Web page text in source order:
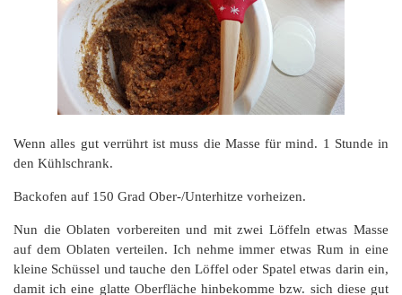
Wenn alles gut verrührt ist muss die Masse für mind. 1 Stunde in
den Kühlschrank.
Backofen auf 150 Grad Ober-/Unterhitze vorheizen.
Nun die Oblaten vorbereiten und mit zwei Löffeln etwas Masse
auf dem Oblaten verteilen. Ich nehme immer etwas Rum in eine
kleine Schüssel und tauche den Löffel oder Spatel etwas darin ein,
damit ich eine glatte Oberfläche hinbekomme bzw. sich diese gut